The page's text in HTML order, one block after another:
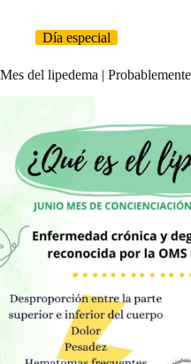
Día especial
Mes del lipedema |